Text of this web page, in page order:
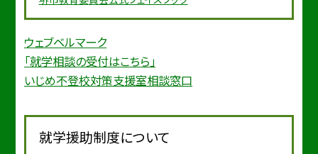
ウェブベルマーク
「就学相談の受付はこちら」
いじめ不登校対策支援室相談窓口
就学援助制度について